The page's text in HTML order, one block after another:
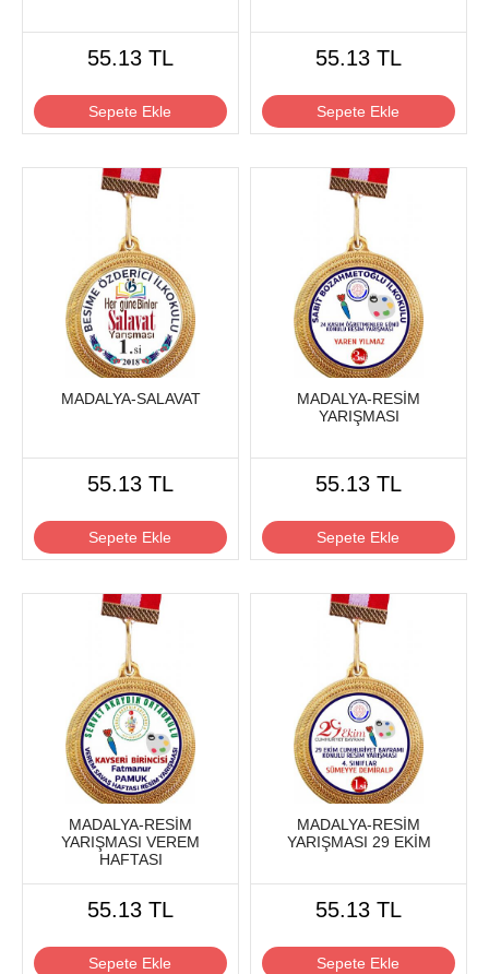
55.13 TL
Sepete Ekle
55.13 TL
Sepete Ekle
MADALYA-SALAVAT
55.13 TL
Sepete Ekle
MADALYA-RESİM
YARIŞMASI
55.13 TL
Sepete Ekle
MADALYA-RESİM
YARIŞMASI VEREM
HAFTASI
55.13 TL
Sepete Ekle
MADALYA-RESİM
YARIŞMASI 29 EKİM
55.13 TL
Sepete Ekle